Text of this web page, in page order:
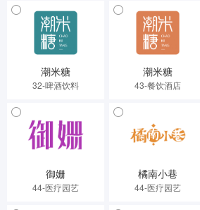
潮米糖
32-啤酒饮料
潮米糖
43-餐饮酒店
御姗
44-医疗园艺
橘南小巷
44-医疗园艺